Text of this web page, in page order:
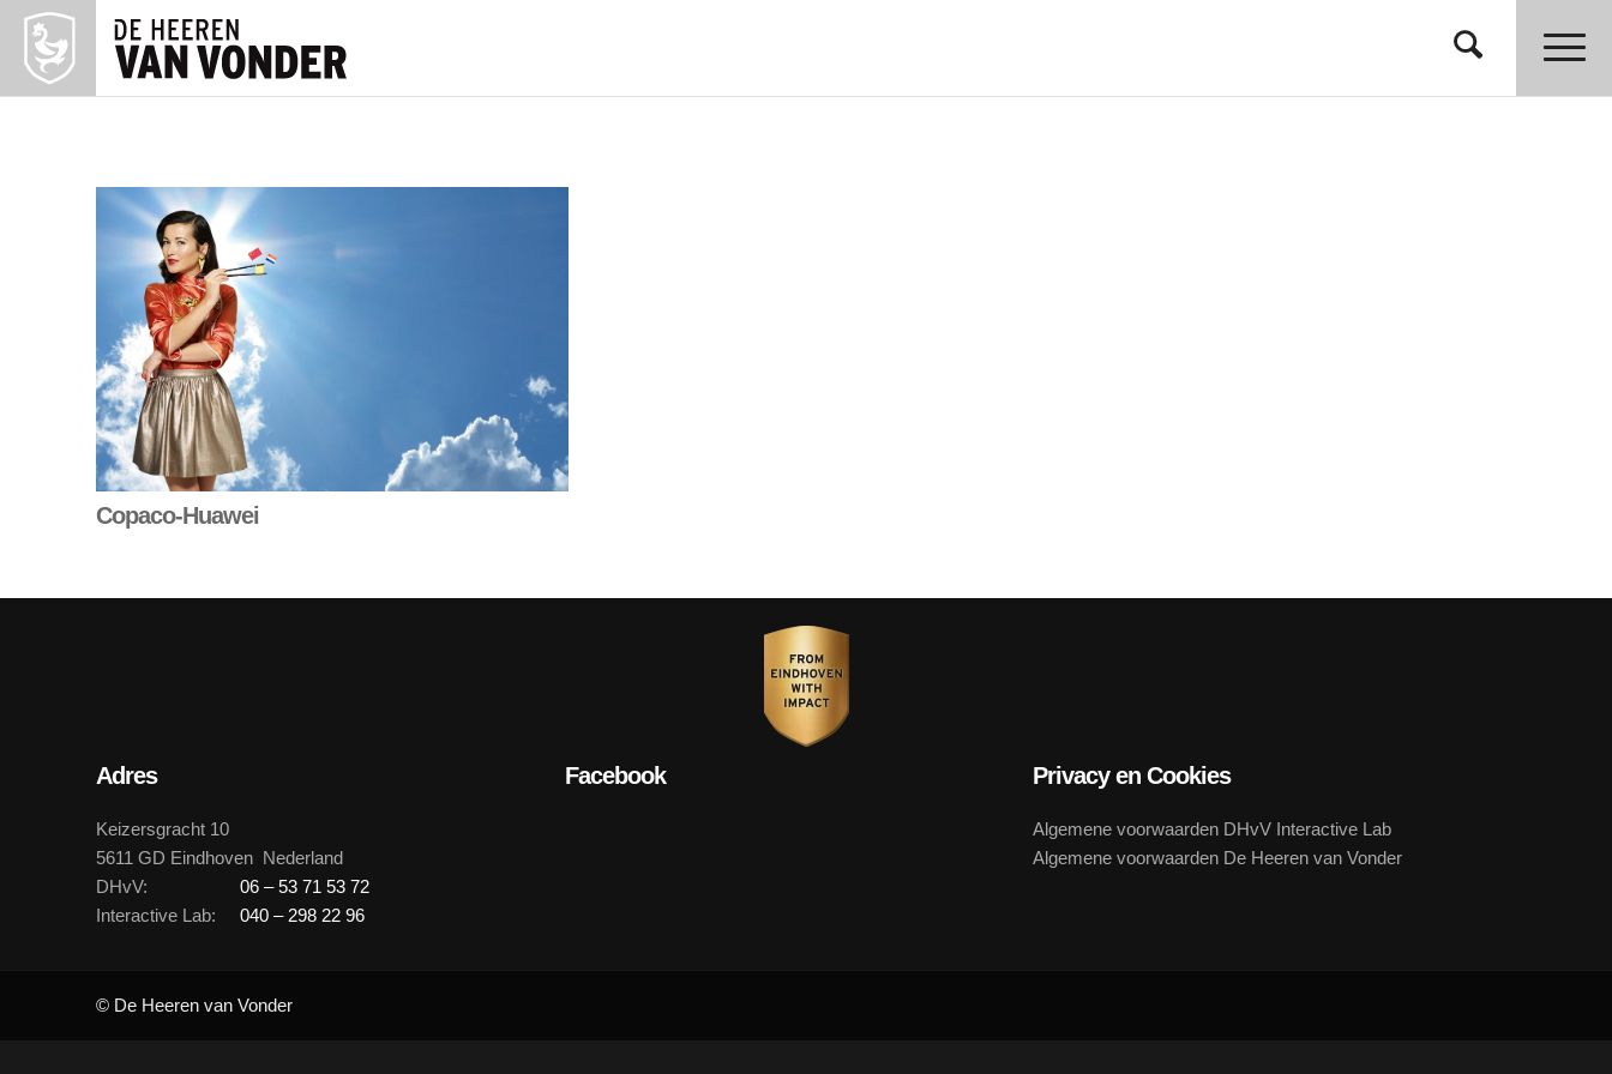
Copaco-Huawei
Adres
Keizersgracht 10
5611 GD Eindhoven Nederland
DHvV:
06 – 53 71 53 72
Interactive Lab:
040 – 298 22 96
Facebook Privacy en Cookies
Algemene voorwaarden DHvV Interactive Lab
Algemene voorwaarden De Heeren van Vonder
© De Heeren van Vonder